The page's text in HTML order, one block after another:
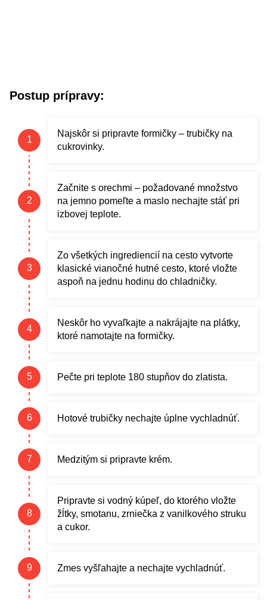
Postup prípravy:
Najskôr si pripravte formičky – trubičky na
cukrovinky.
Začnite s orechmi – požadované množstvo
na jemno pomeľte a maslo nechajte stáť pri
izbovej teplote.
Zo všetkých ingrediencií na cesto vytvorte
klasické vianočné hutné cesto, ktoré vložte
aspoň na jednu hodinu do chladničky.
Neskôr ho vyvaľkajte a nakrájajte na plátky,
ktoré namotajte na formičky.
Pečte pri teplote 180 stupňov do zlatista.
Hotové trubičky nechajte úplne vychladnúť.
Medzitým si pripravte krém.
Pripravte si vodný kúpeľ, do ktorého vložte
žĺtky, smotanu, zrniečka z vanilkového struku
a cukor.
Zmes vyšľahajte a nechajte vychladnúť.